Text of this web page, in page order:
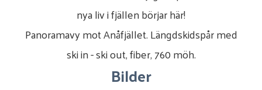
nya liv i fjällen börjar här!
Panoramavy mot Anåfjället. Längdskidspår med
ski in - ski out, fiber, 760 möh.
Bilder